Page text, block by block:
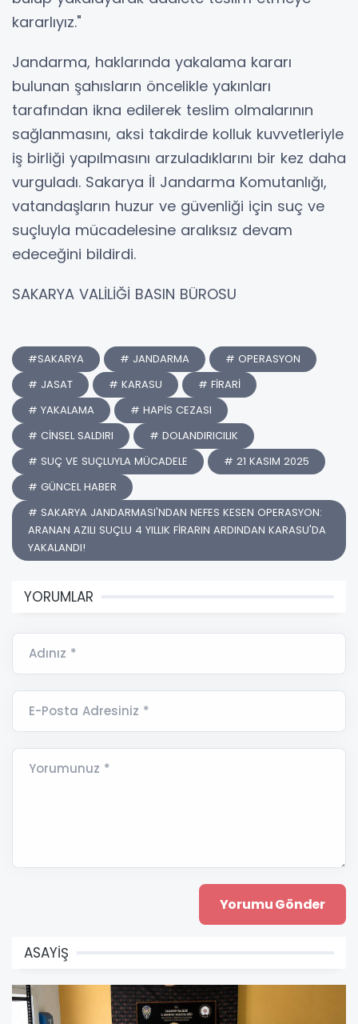
kararlıyız."
Jandarma, haklarında yakalama kararı
bulunan şahısların öncelikle yakınları
tarafından ikna edilerek teslim olmalarının
sağlanmasını, aksi takdirde kolluk kuvvetleriyle
iş birliği yapılmasını arzuladıklarını bir kez daha
vurguladı. Sakarya İl Jandarma Komutanlığı,
vatandaşların huzur ve güvenliği için suç ve
suçluyla mücadelesine aralıksız devam
edeceğini bildirdi.
SAKARYA VALİLİĞİ BASIN BÜROSU
#SAKARYA # JANDARMA
# OPERASYON
# JASAT
# KARASU
# FİRARİ
# YAKALAMA
# HAPİS CEZASI
# CİNSEL SALDIRI
# DOLANDIRICILIK
# SUÇ VE SUÇLUYLA MÜCADELE
# 21 KASIM 2025
# GÜNCEL HABER
# SAKARYA JANDARMASI'NDAN NEFES KESEN OPERASYON:
ARANAN AZILI SUÇLU 4 YILLIK FİRARIN ARDINDAN KARASU'DA
YAKALANDI!
YORUMLAR
Adınız *
E-Posta Adresiniz *
Yorumunuz *
ASAYİŞ